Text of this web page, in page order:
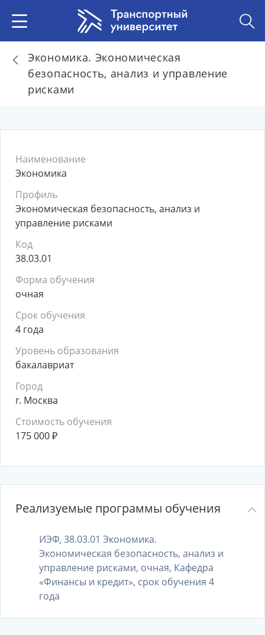
Экономика. Экономическая
безопасность, анализ и управление
рисками
Наименование
Экономика
Профиль
Экономическая безопасность, анализ и
управление рисками
Код
38.03.01
Форма обучения
очная
Срок обучения
4 года
Уровень образования
бакалавриат
Город
г. Москва
Стоимость обучения
175 000₽
Реализуемые программы обучения
ИЭФ, 38.03.01 Экономика.
Экономическая безопасность, анализ и
управление рисками, очная, Кафедра
«Финансы и кредит», срок обучения 4
года